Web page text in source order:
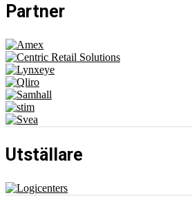
Partner
Utställare